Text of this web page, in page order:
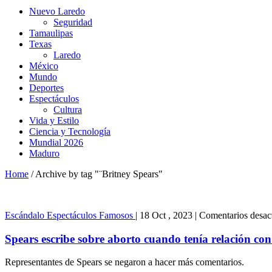
Nuevo Laredo
Seguridad
Tamaulipas
Texas
Laredo
México
Mundo
Deportes
Espectáculos
Cultura
Vida y Estilo
Ciencia y Tecnología
Mundial 2026
Maduro
Home / Archive by tag "¨Britney Spears"
Escándalo Espectáculos Famosos | 18 Oct , 2023 | Comentarios
Spears escribe sobre aborto cuando tenía relación
Representantes de Spears se negaron a hacer más comentarios.